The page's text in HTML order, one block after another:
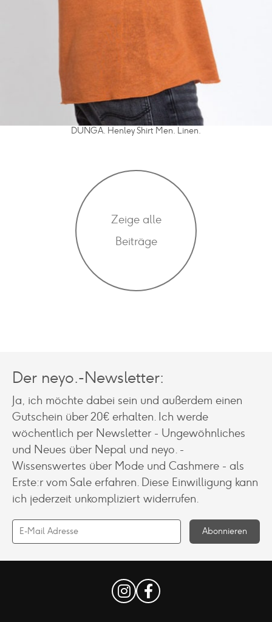
DUNGA. Henley Shirt Men. Linen.
Zeige alle
Beiträge
Der neyo.-Newsletter:
Ja, ich möchte dabei sein und außerdem einen
Gutschein über 20€ erhalten. Ich werde
wöchentlich per Newsletter - Ungewöhnliches
und Neues über Nepal und neyo. -
Wissenswertes über Mode und Cashmere - als
Erste:r vom Sale erfahren. Diese Einwilligung kann
ich jederzeit unkompliziert widerrufen.